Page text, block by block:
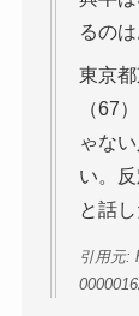
るの
東京
（67
ゃな
い。
と話し
引用元: